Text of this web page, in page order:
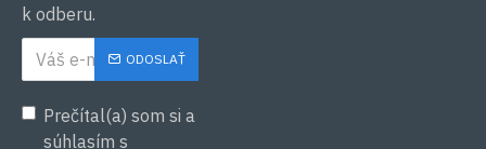
k odberu.
ODOSLAŤ
Prečítal(a) som si a
súhlasím s